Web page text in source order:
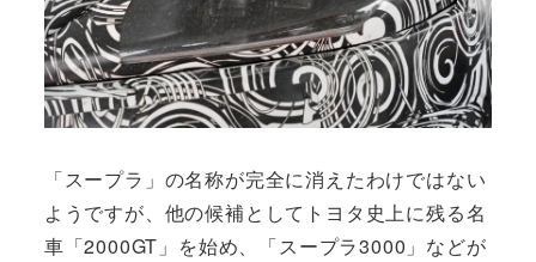
「スープラ」の名称が完全に消えたわけではない
ようですが、他の候補としてトヨタ史上に残る名
車「2000GT」を始め、「スープラ3000」などが